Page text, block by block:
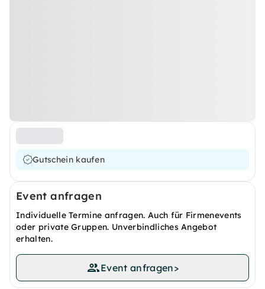
Gutschein kaufen
Event anfragen
Individuelle Termine anfragen. Auch für Firmenevents
oder private Gruppen. Unverbindliches Angebot
erhalten.
Event anfragen>